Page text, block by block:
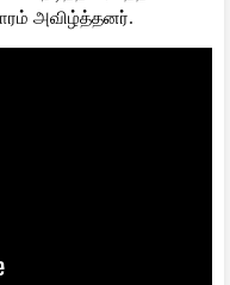
அவிழ்த்தனர்.